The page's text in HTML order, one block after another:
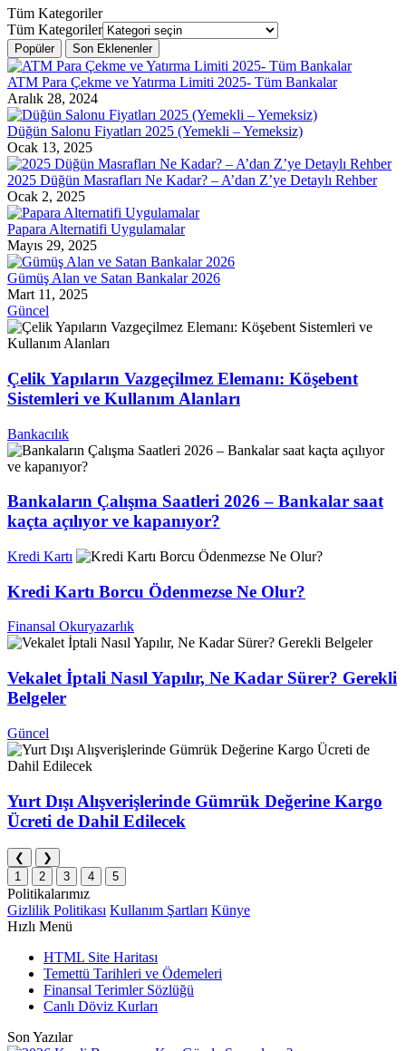
Tüm Kategoriler
Tüm Kategoriler
Popüler Son Eklenenler
ATM Para Çekme ve Yatırma Limiti 2025- Tüm Bankalar
Aralık 28, 2024
Düğün Salonu Fiyatları 2025 (Yemekli – Yemeksiz)
Ocak 13, 2025
2025 Düğün Masrafları Ne Kadar? – A’dan Z’ye Detaylı Rehber
Ocak 2, 2025
Papara Alternatifi Uygulamalar
Mayıs 29, 2025
Gümüş Alan ve Satan Bankalar 2026
Mart 11, 2025
Güncel
Çelik Yapıların Vazgeçilmez Elemanı: Köşebent
Sistemleri ve Kullanım Alanları
Bankacılık
Bankaların Çalışma Saatleri 2026 – Bankalar saat
kaçta açılıyor ve kapanıyor?
Kredi Kartı
Kredi Kartı Borcu Ödenmezse Ne Olur?
Finansal Okuryazarlık
Vekalet İptali Nasıl Yapılır, Ne Kadar Sürer? Gerekli
Belgeler
Güncel
Yurt Dışı Alışverişlerinde Gümrük Değerine Kargo
Ücreti de Dahil Edilecek
❮
❯
1
2 3 4 5
Politikalarımız
Gizlilik Politikası Kullanım Şartları Künye
Hızlı Menü
HTML Site Haritası
Temettü Tarihleri ve Ödemeleri
Finansal Terimler Sözlüğü
Canlı Döviz Kurları
Son Yazılar